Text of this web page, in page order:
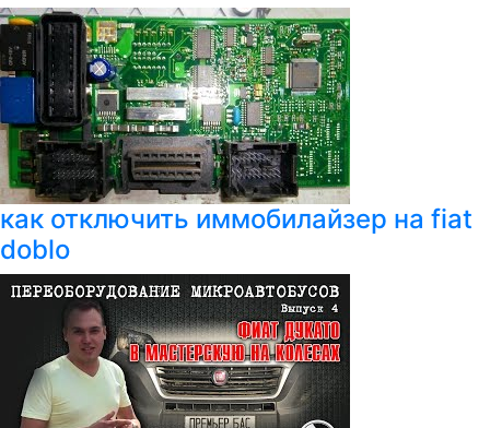
как отключить иммобилайзер на fiat
doblo